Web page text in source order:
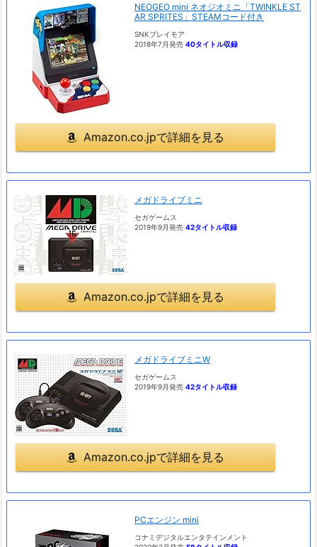
NEOGEO mini ネオジオミニ「TWINKLE ST
AR SPRITES」STEAMコード付き
SNKプレイモア
2018年7月発売 40タイトル収録
Amazon.co.jpで詳細を見る
メガドライブミニ
セガゲームス
2019年9月発売 42タイトル収録
Amazon.co.jpで詳細を見る
メガドライブミニW
セガゲームス
2019年9月発売 42タイトル収録
Amazon.co.jpで詳細を見る
PCエンジン mini
コナミデジタルエンタテインメント